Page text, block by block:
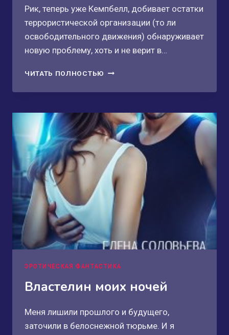
Рик, теперь уже Кемпбелл, добивает остатки
террористической организации (то ли
освободительного движения) обнаруживает
новую проблему, хоть и не верит в…
ЧИТАТЬ ПОЛНОСТЬЮ ВАМПИРЕЛЛА
ЭРОТИЧЕСКАЯ ФАНТАСТИКА
Властелин моих ночей
Меня лишили прошлого и будущего,
заточили в белоснежной тюрьме. И я